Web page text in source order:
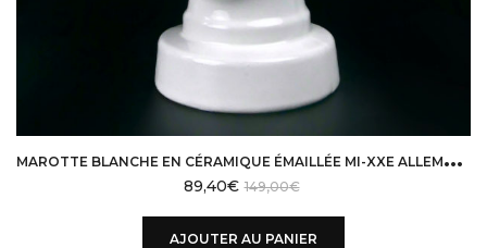
M
AROTTE BLANCHE EN CÉRAMIQUE ÉMAILLÉE MI-XXE ALLEMAGNE DE L’OUEST
149,00€
89,40€
AJOUTER AU PANIER